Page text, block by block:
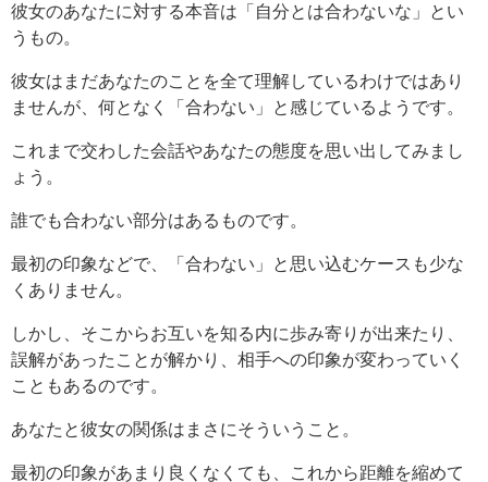
彼女のあなたに対する本音は「自分とは合わないな」とい
うもの。
彼女はまだあなたのことを全て理解しているわけではあり
ませんが、何となく「合わない」と感じているようです。
これまで交わした会話やあなたの態度を思い出してみまし
ょう。
誰でも合わない部分はあるものです。
最初の印象などで、「合わない」と思い込むケースも少な
くありません。
しかし、そこからお互いを知る内に歩み寄りが出来たり、
誤解があったことが解かり、相手への印象が変わっていく
こともあるのです。
あなたと彼女の関係はまさにそういうこと。
最初の印象があまり良くなくても、これから距離を縮めて